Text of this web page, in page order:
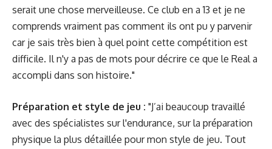
serait une chose merveilleuse. Ce club en a 13 et je ne
comprends vraiment pas comment ils ont pu y parvenir
car je sais très bien à quel point cette compétition est
difficile. Il n'y a pas de mots pour décrire ce que le Real a
accompli dans son histoire."
Préparation et style de jeu : "J’ai beaucoup travaillé
avec des spécialistes sur l'endurance, sur la préparation
physique la plus détaillée pour mon style de jeu. Tout